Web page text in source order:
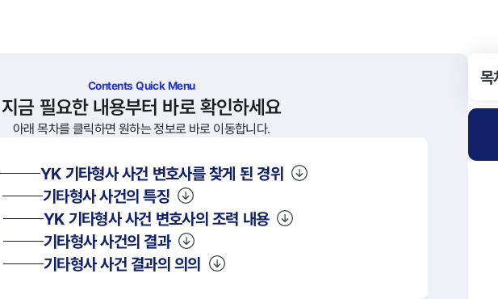
Contents Quick Menu
지금 필요한 내용부터 바로 확인하세요
아래 목차를 클릭하면 원하는 정보로 바로 이동합니다.
YK기타형사사건 변호사를 찾게 된 경위
기타형사사건의 특징
YK기타형사사건 변호사의 조력 내용
기타형사사건의 결과
기타형사사건 결과의 의의
목